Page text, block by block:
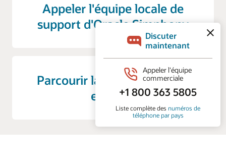
Appeler l'équipe locale de
support d'Oracle Simphony
Parcourir la documentation
en ligne